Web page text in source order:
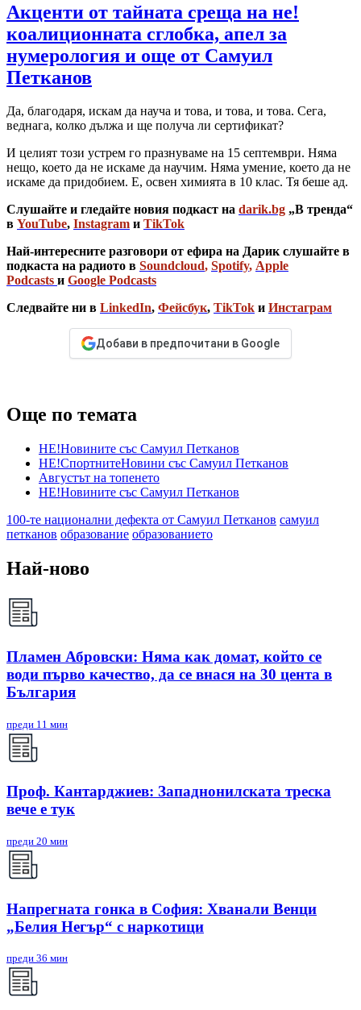
Акценти от тайната среща на не!
коалиционната сглобка, апел за
нумерология и още от Самуил
Петканов
Да, благодаря, искам да науча и това, и това, и това. Сега,
веднага, колко дължа и ще получа ли сертификат?
И целият този устрем го празнуваме на 15 септември. Няма
нещо, което да не искаме да научим. Няма умение, което да не
искаме да придобием. Е, освен химията в 10 клас. Тя беше ад.
Слушайте и гледайте новия подкаст на darik.bg „В тренда“
в YouTube, Instagram и TikTok
Най-интересните разговори от ефира на Дарик слушайте в
подкаста на радиото в Soundcloud, Spotify, Apple
Podcasts и Google Podcasts
Следвайте ни в LinkedIn, Фейсбук, TikTok и Инстаграм
Добави в предпочитани в Google
Още по темата
НЕ!Новините със Самуил Петканов
НЕ!СпортнитеНовини със Самуил Петканов
Августът на топенето
НЕ!Новините със Самуил Петканов
100-те национални дефекта от Самуил Петканов самуил
петканов образование образованието
Най-ново
Пламен Абровски: Няма как домат, който се
води първо качество, да се внася на 30 цента в
България
преди 11 мин
Проф. Кантарджиев: Западнонилската треска
вече е тук
преди 20 мин
Напрегната гонка в София: Хванали Венци
„Белия Негър“ с наркотици
преди 36 мин